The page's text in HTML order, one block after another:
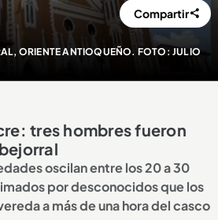
ORIENTE ANTIOQUEÑO. FOTO: JULIO
Compartir
tres hombres fueron
oscilan entre los 20 a 30
por desconocidos que los
a más de una hora del casco